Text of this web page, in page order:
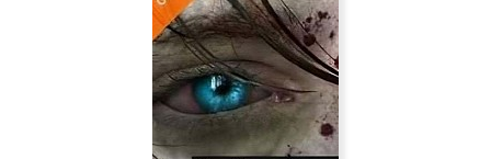
Little Dragons Café